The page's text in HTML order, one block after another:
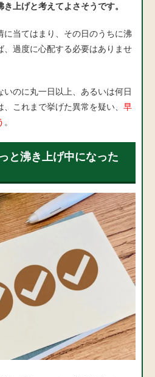
上げと考えてよさそうです。
に当てはまり、その日のうちに沸
、過度に心配する必要はありませ
のに丸一日以上、あるいは何日
これまで挙げた異常を疑い、 早
。
と沸き上げ中になった